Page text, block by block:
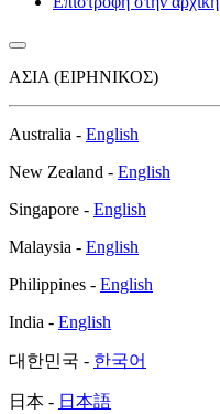
ΑΣΙΑ (ΕΙΡΗΝΙΚΟΣ)
Αustralia - English
Νew Zealand - English
Singapore - English
Malaysia - English
Philippines - English
India - English
대한민국 - 한국어
日本 - 日本語